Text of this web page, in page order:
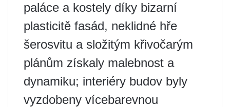
paláce a kostely díky bizarní
plasticitě fasád, neklidné hře
šerosvitu a složitým křivočarým
plánům získaly malebnost a
dynamiku; interiéry budov byly
vyzdobeny vícebarevnou